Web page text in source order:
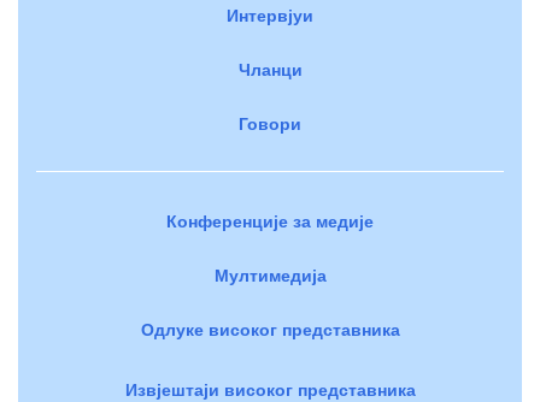
Интервјуи
Чланци
Говори
Конференције за медије
Мултимедија
Одлуке високог представника
Извјештаји високог представника